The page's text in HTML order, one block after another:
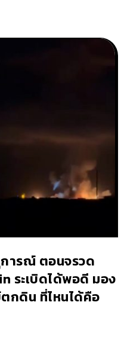
ารณ์ ตอนจรวด
ระเบิดได้พอดี มอง
กดิน ที่ไหนได้คือ